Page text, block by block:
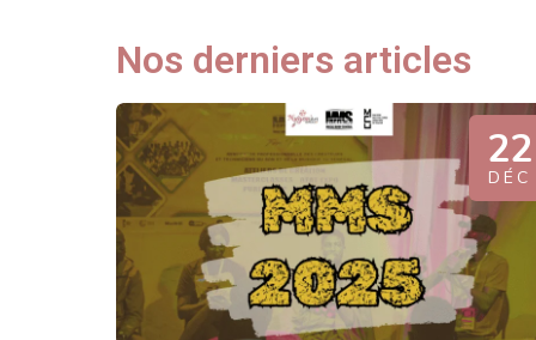
Nos derniers articles
22
DÉC